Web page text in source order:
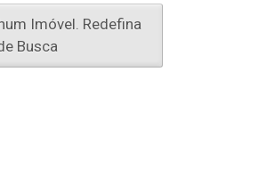
Imóvel. Redefina
Busca